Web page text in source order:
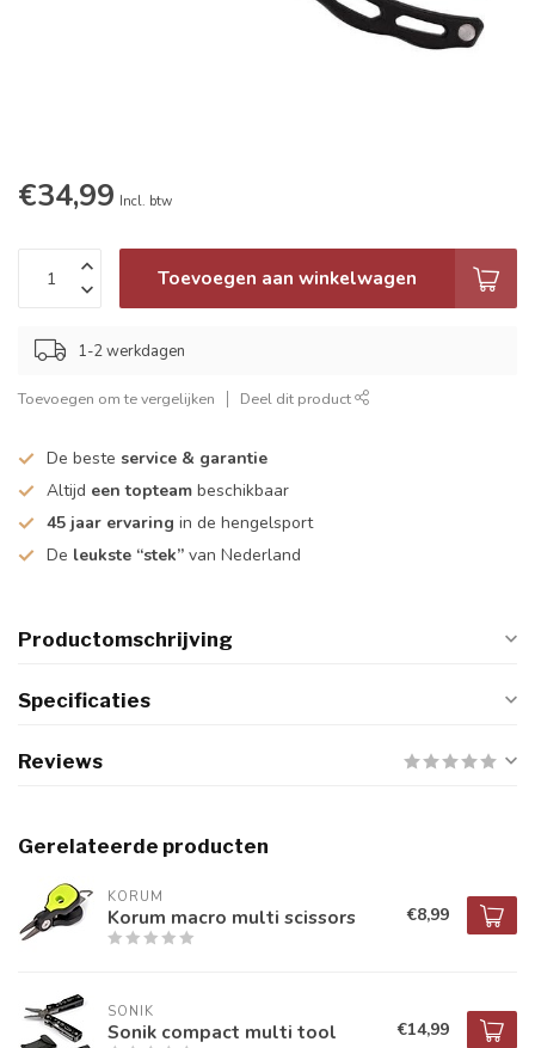
€34,99 Incl. btw
Toevoegen aan winkelwagen
1-2 werkdagen
Toevoegen om te vergelijken Deel dit product
De beste service & garantie
Altijd een topteam beschikbaar
45 jaar ervaring in de hengelsport
De leukste “stek” van Nederland
Productomschrijving
Specificaties
Reviews
Gerelateerde producten
KORUM
Korum macro multi scissors €8,99
SONIK
Sonik compact multi tool €14,99